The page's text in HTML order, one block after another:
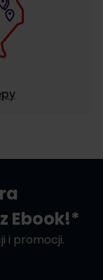
Ebook!*
i promocji.